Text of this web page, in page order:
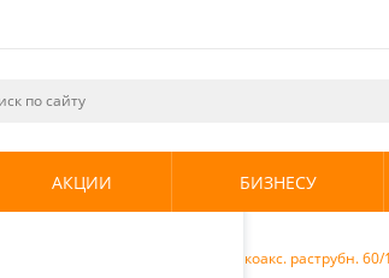
и
использования.
.
АКЦИИ БИЗНЕСУ
Rommer Труба дымохода коакс. раструбн.